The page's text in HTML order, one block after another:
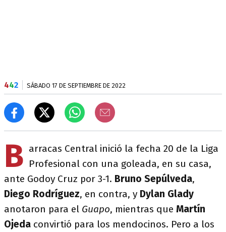
442 SÁBADO 17 DE SEPTIEMBRE DE 2022
B arracas Central inició la fecha 20 de la Liga
Profesional con una goleada, en su casa,
ante Godoy Cruz por 3-1. Bruno Sepúlveda,
Diego Rodríguez, en contra, y Dylan Glady
anotaron para el Guapo, mientras que Martín
Ojeda convirtió para los mendocinos. Pero a los